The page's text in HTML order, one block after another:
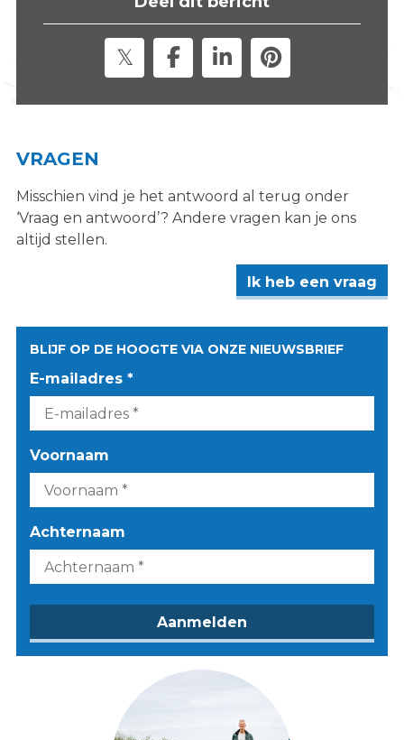
"
VRAGEN
Misschien vind je het antwoord al terug onder
‘Vraag en antwoord’? Andere vragen kan je ons
altijd stellen.
Ik heb een vraag
BLIJF OP DE HOOGTE VIA ONZE NIEUWSBRIEF
E-mailadres *
Voornaam
Achternaam